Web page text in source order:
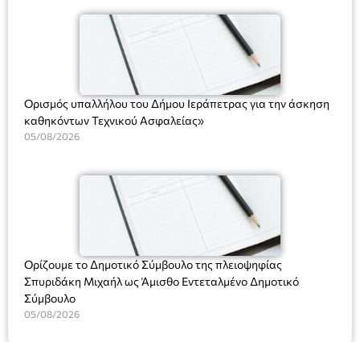
(Ν. 5314/2026).»
Ορισμός υπαλλήλου του Δήμου Ιεράπετρας για την άσκηση
καθηκόντων Τεχνικού Ασφαλείας»
05/08/2026
Ορίζουμε το Δημοτικό Σύμβουλο της πλειοψηφίας
Σπυριδάκη Μιχαήλ ως Άμισθο Εντεταλμένο Δημοτικό
Σύμβουλο
05/08/2026